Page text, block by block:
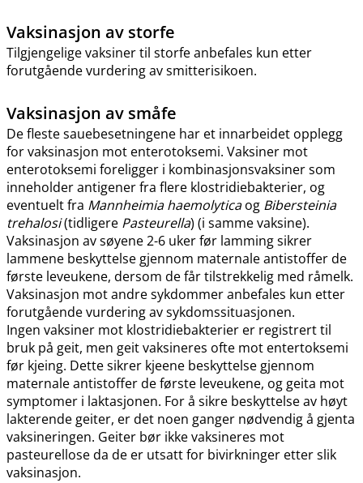
Vaksinasjon av storfe
Tilgjengelige vaksiner til storfe anbefales kun etter
forutgående vurdering av smitterisikoen.
Vaksinasjon av småfe
De fleste sauebesetningene har et innarbeidet opplegg
for vaksinasjon mot enterotoksemi. Vaksiner mot
enterotoksemi foreligger i kombinasjonsvaksiner som
inneholder antigener fra flere klostridiebakterier, og
eventuelt fra Mannheimia haemolyticaog Bibersteinia
trehalosi(tidligere Pasteurella) (i samme vaksine).
Vaksinasjon av søyene 2-6 uker før lamming sikrer
lammene beskyttelse gjennom maternale antistoffer de
første leveukene, dersom de får tilstrekkelig med råmelk.
Vaksinasjon mot andre sykdommer anbefales kun etter
forutgående vurdering av sykdomssituasjonen.
Ingen vaksiner mot klostridiebakterier er registrert til
bruk på geit, men geit vaksineres ofte mot entertoksemi
før kjeing. Dette sikrer kjeene beskyttelse gjennom
maternale antistoffer de første leveukene, og geita mot
symptomer i laktasjonen. For å sikre beskyttelse av høyt
lakterende geiter, er det noen ganger nødvendig å gjenta
vaksineringen. Geiter bør ikke vaksineres mot
pasteurellose da de er utsatt for bivirkninger etter slik
vaksinasjon.